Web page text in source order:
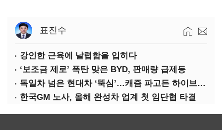
표진수
강인한 근육에 날렵함을 입히다
‘보조금 제로’ 폭탄 맞은 BYD, 판매량 급제동
독일차 넘은 현대차 ‘뚝심’…캐즘 파고든 하이브리드 역전극
한국GM 노사, 올해 완성차 업계 첫 임단협 타결